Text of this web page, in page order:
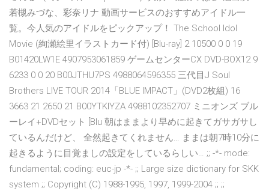
若槻みづな、彩奈リナ 動画サービスのおすすめアイドル一
覧。今人気のアイドルをピックアップ！ The School Idol
Movie (絢瀬絵里イラストカード付) [Blu-ray] 2 10500 0 0 19
B01420LW1E 4907953061859 ゲームセンターCX DVD-BOX12 9
6233 0 0 20 B00JTHU7PS 4988064596355 三代目J Soul
Brothers LIVE TOUR 2014「BLUE IMPACT」(DVD2枚組) 16
3663 21 2650 21 B00YTKIYZA 4988102352707 ミニオンズ ブル
ーレイ+DVDセット [Blu 朝はままより早めに起きてガサガサし
ているんだけど、 全然起きてくれません… ままは朝7時10分に
起きるように目覚ましの設定をしているらしい… ;; -*- mode:
fundamental; coding: euc-jp -*- ;; Large size dictionary for SKK
system ;; Copyright (C) 1988-1995, 1997, 1999-2004 ;; ;;